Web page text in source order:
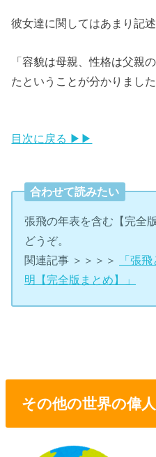
彼女達に関してはあまり記
「容貌は母親、性格は父親
たということが分かりました
目次に戻る ▶▶
合わせて読みたい
張飛の年表を含む【完全
どうぞ。
関連記事 ＞＞＞＞
「張
明【完全版まとめ】」
その他の世界の偉